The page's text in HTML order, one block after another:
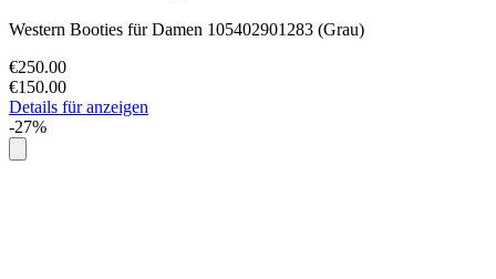
Western Booties für Damen 105402901283 (Grau)
€250.00
€150.00
Details für anzeigen
-27%